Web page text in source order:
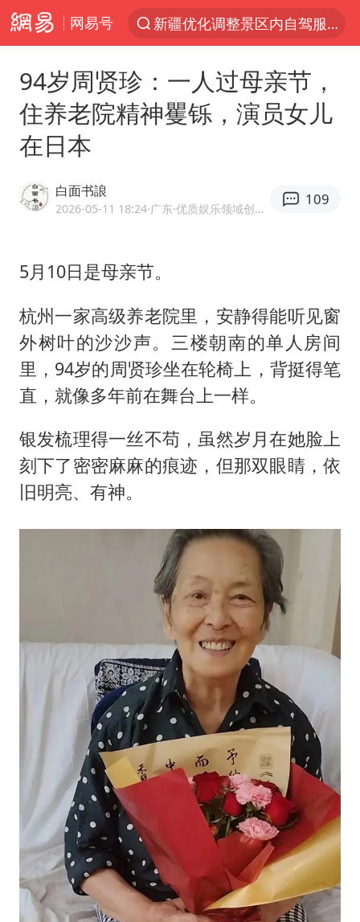
网易号
光影经济撬动暑期消费新蓝海
西湖突现狂风暴雨 游客瞬间被浇透
香港正式允许“拒绝抢救”
《欢迎来龙餐馆》口碑
酒店回应车内过夜被收150元
商场现钱学森巨幅海报 负责人回应
杭州全市有序停课
“不怕六爷挂得多 就怕六爷挂一颗”
乐享全民健身 共筑健康中国
94岁周贤珍：一人过母亲节，
住养老院精神矍铄，演员女儿
在日本
白面书誏
2026-05-11 18:24·广东 ·优质娱乐领域创作者
109
5月10日是母亲节。
杭州一家高级养老院里，安静得能听见窗
外树叶的沙沙声。三楼朝南的单人房间
里，94岁的周贤珍坐在轮椅上，背挺得笔
直，就像多年前在舞台上一样。
银发梳理得一丝不苟，虽然岁月在她脸上
刻下了密密麻麻的痕迹，但那双眼睛，依
旧明亮、有神。